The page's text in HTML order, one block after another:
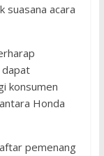
suasana acara
dapat
konsumen
Honda
pemenang